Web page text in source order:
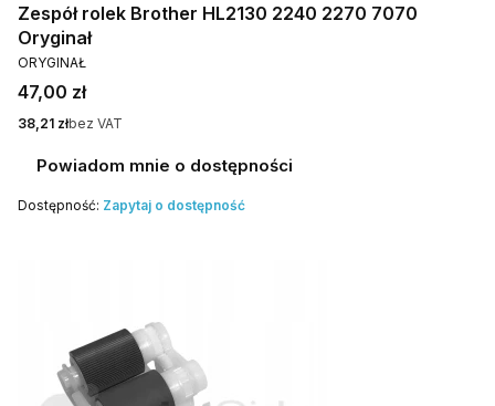
Zespół rolek Brother HL2130 2240 2270 7070
Oryginał
PRODUCENT
ORYGINAŁ
Cena
47,00 zł
Cena
38,21 złbez VAT
Powiadom mnie o dostępności
Dostępność: Zapytaj o dostępność